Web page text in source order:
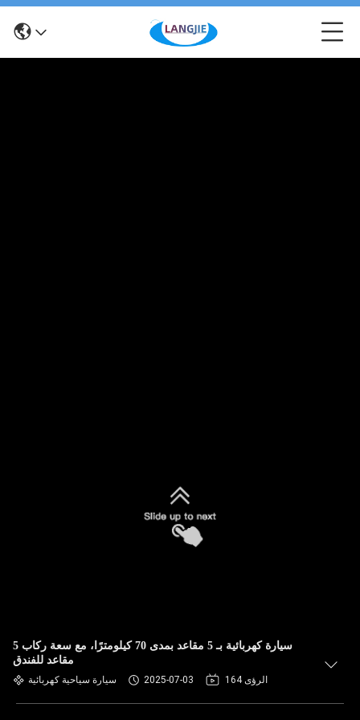
سيارة كهربائية بـ 5 مقاعد بمدى 70 كيلومترًا، مع سعة ركاب 5
مقاعد للفندق
سيارة سياحية كهربائية 2025-07-03 164 الرؤى